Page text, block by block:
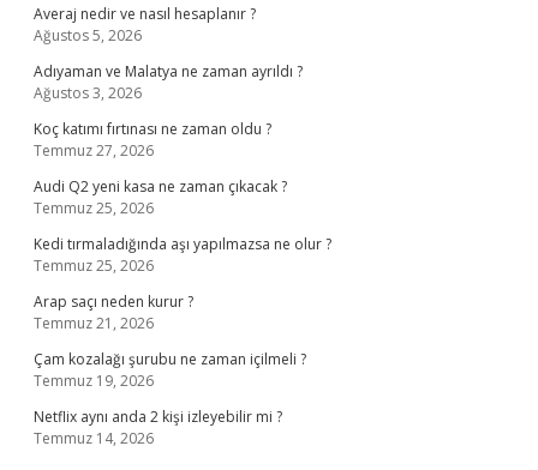
Averaj nedir ve nasıl hesaplanır ?
Ağustos 5, 2026
Adıyaman ve Malatya ne zaman ayrıldı ?
Ağustos 3, 2026
Koç katımı fırtınası ne zaman oldu ?
Temmuz 27, 2026
Audi Q2 yeni kasa ne zaman çıkacak ?
Temmuz 25, 2026
Kedi tırmaladığında aşı yapılmazsa ne olur ?
Temmuz 25, 2026
Arap saçı neden kurur ?
Temmuz 21, 2026
Çam kozalağı şurubu ne zaman içilmeli ?
Temmuz 19, 2026
Netflix aynı anda 2 kişi izleyebilir mi ?
Temmuz 14, 2026